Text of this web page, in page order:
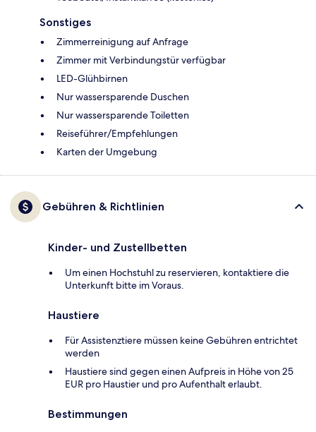
Sonstiges
Zimmerreinigung auf Anfrage
Zimmer mit Verbindungstür verfügbar
LED-Glühbirnen
Nur wassersparende Duschen
Nur wassersparende Toiletten
Reiseführer/Empfehlungen
Karten der Umgebung
Gebühren & Richtlinien
Kinder- und Zustellbetten
Um einen Hochstuhl zu reservieren, kontaktiere die
Unterkunft bitte im Voraus.
Haustiere
Für Assistenztiere müssen keine Gebühren entrichtet
werden
Haustiere sind gegen einen Aufpreis in Höhe von 25
EUR pro Haustier und pro Aufenthalt erlaubt.
Bestimmungen